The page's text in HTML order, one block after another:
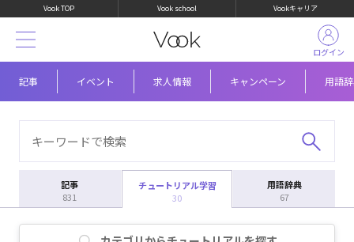
Vook TOP Vook school Vookキャリア
記事 イベント 求人情報 キャンペーン 用語
ログイン
記事
831
チュートリアル学習
30
用語辞典
67